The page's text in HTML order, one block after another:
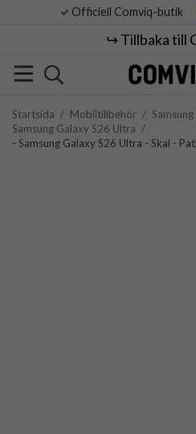
Officiell Comviq-butik
↪️ Tillbaka till
Startsida / Mobiltillbehör /
Samsung Galaxy S26 Ultra /
- Samsung Galaxy S26 Ultra - Skal -